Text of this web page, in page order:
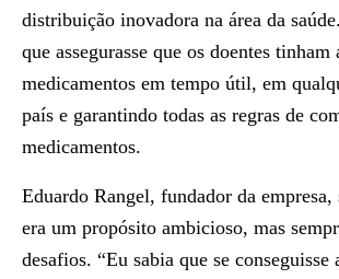
distribuição inovadora na área da saúde
que assegurasse que os doentes tinham
medicamentos em tempo útil, em
país e garantindo todas as regras de
medicamentos.
Eduardo Rangel, fundador da empresa,
era um propósito ambicioso, mas
desafios. “Eu sabia que se conseguisse